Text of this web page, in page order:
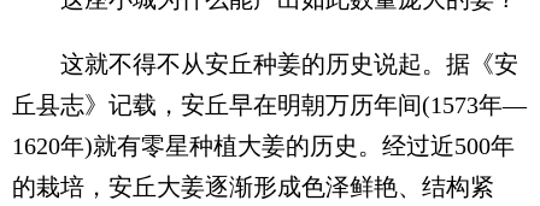
这就不得不从安丘种姜的历史说起。据《安
丘县志》记载，安丘早在明朝万历年间(1573年—
1620年)就有零星种植大姜的历史。经过近500年
的栽培，安丘大姜逐渐形成色泽鲜艳、结构紧